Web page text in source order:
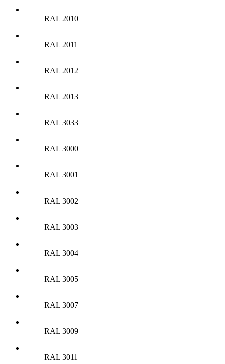
RAL 2010
RAL 2011
RAL 2012
RAL 2013
RAL 3033
RAL 3000
RAL 3001
RAL 3002
RAL 3003
RAL 3004
RAL 3005
RAL 3007
RAL 3009
RAL 3011